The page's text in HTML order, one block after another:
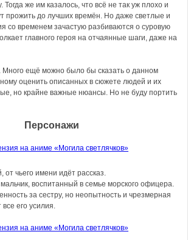
Тогда же им казалось, что всё не так уж плохо и
прожить до лучших времён. Но даже светлые и
со временем зачастую разбиваются о суровую
главного героя на отчаянные шаги, даже на
Много ещё можно было бы сказать о данном
оценить описанных в сюжете людей и их
но крайне важные нюансы. Но не буду портить
Персонажи
от чьего имени идёт рассказ.
воспитанный в семье морского офицера.
за сестру, но неопытность и чрезмерная
его усилия.